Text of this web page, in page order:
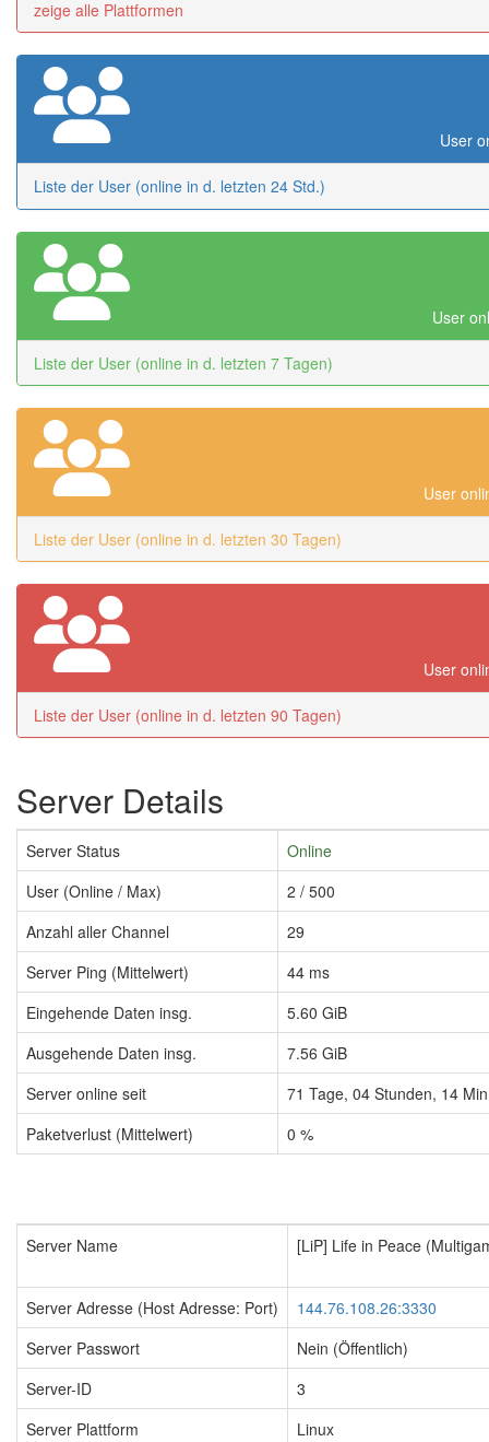
zeige alle Plattformen
User
Liste der User (online in d. letzten 24 Std.)
User
Liste der User (online in d. letzten 7 Tagen)
User
Liste der User (online in d. letzten 30 Tagen)
User
Liste der User (online in d. letzten 90 Tagen)
Server Details
Server Status
Online
User (Online / Max)
2 / 500
Anzahl aller Channel
29
Server Ping (Mittelwert)
44 ms
Eingehende Daten insg.
5.60 GiB
Ausgehende Daten insg.
7.56 GiB
Server online seit
71 Tage, 04 Stunden, 14
Paketverlust (Mittelwert)
0 %
Server Name [LiP] Life in Peace
Server Adresse (Host Adresse: Port)
144.76.108.26:3330
Server Passwort
Nein (Öffentlich)
Server-ID
3
Server Plattform
Linux